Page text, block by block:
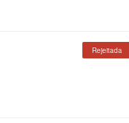
Rejeitada